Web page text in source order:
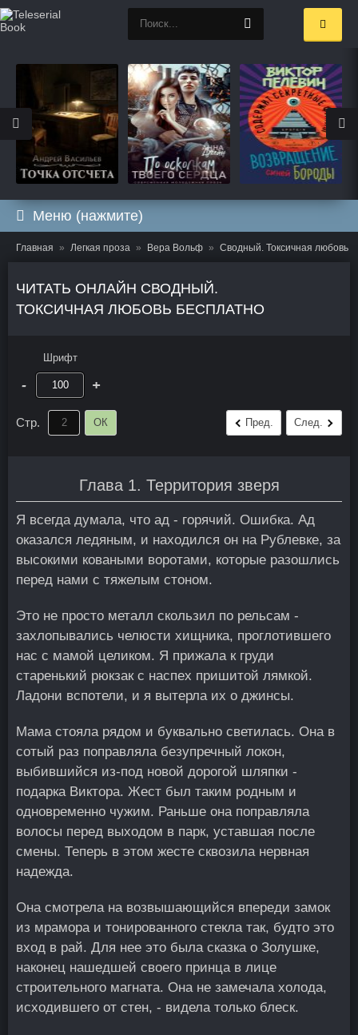
Меню (нажмите)
Главная Легкая проза Вера Вольф Сводный. Токсичная любовь
ЧИТАТЬ ОНЛАЙН СВОДНЫЙ.
ТОКСИЧНАЯ ЛЮБОВЬ БЕСПЛАТНО
Шрифт
- +
Стр. ОК Пред. След.
Глава 1. Территория зверя
Я всегда думала, что ад - горячий. Ошибка. Ад
оказался ледяным, и находился он на Рублевке, за
высокими коваными воротами, которые разошлись
перед нами с тяжелым стоном.
Это не просто металл скользил по рельсам -
захлопывались челюсти хищника, проглотившего
нас с мамой целиком. Я прижала к груди
старенький рюкзак с наспех пришитой лямкой.
Ладони вспотели, и я вытерла их о джинсы.
Мама стояла рядом и буквально светилась. Она в
сотый раз поправляла безупречный локон,
выбившийся из-под новой дорогой шляпки -
подарка Виктора. Жест был таким родным и
одновременно чужим. Раньше она поправляла
волосы перед выходом в парк, уставшая после
смены. Теперь в этом жесте сквозила нервная
надежда.
Она смотрела на возвышающийся впереди замок
из мрамора и тонированного стекла так, будто это
вход в рай. Для нее это была сказка о Золушке,
наконец нашедшей своего принца в лице
строительного магната. Она не замечала холода,
исходившего от стен, - видела только блеск.